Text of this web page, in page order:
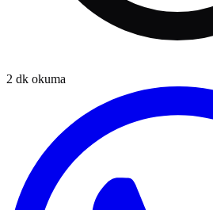
2 dk okuma